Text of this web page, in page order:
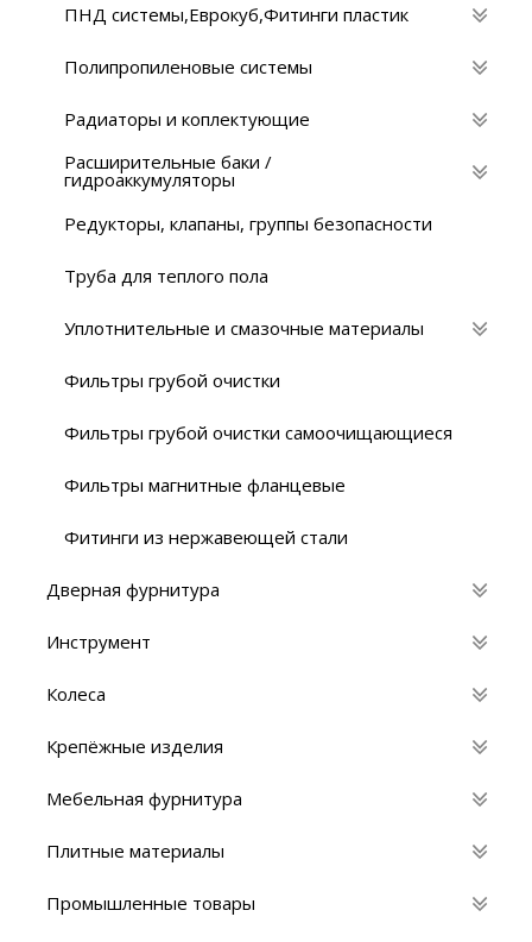
ПНД системы,Eврокуб,Фитинги пластик
Полипропиленовые системы
Радиаторы и коплектующие
Расширительные баки /
гидроаккумуляторы
Редукторы, клапаны, группы безопасности
Труба для теплого пола
Уплотнительные и смазочные материалы
Фильтры грубой очистки
Фильтры грубой очистки самоочищающиеся
Фильтры магнитные фланцевые
Фитинги из нержавеющей стали
Дверная фурнитура
Инструмент
Колеса
Крепёжные изделия
Мебельная фурнитура
Плитные материалы
Промышленные товары